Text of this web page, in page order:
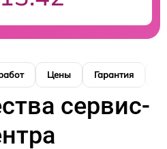
Цены Гарантия
сервис-